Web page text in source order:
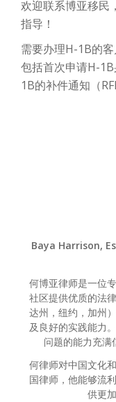
欢迎联系博亚移民
指导！
需要办理H-1B的
包括首次申请H-
1B的补件通知（
Baya Harrison,
何博亚律师是一位
社区提供优质的法
达州，纽约，加州
及良好的实践能力
问题的能力充满
何律师对中国文化
国律师，他能够流
供更